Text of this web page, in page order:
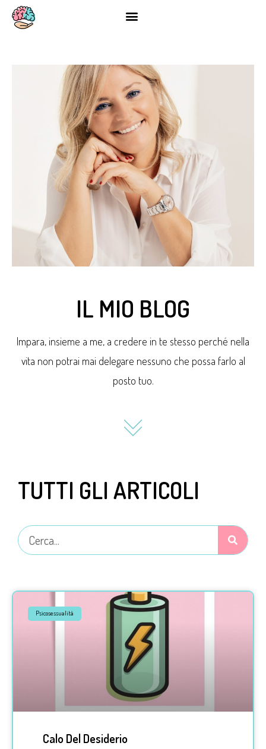
IL MIO BLOG
Impara, insieme a me, a credere in te stesso perché nella
vita non potrai mai delegare nessuno che possa farlo al
posto tuo.
TUTTI GLI ARTICOLI
Psicosessualità
Calo Del Desiderio